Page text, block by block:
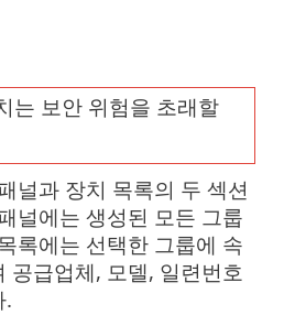
는 보안 위험을 초래할
널과 장치 목록의 두 섹션
널에는 생성된 모든 그룹
록에는 선택한 그룹에 속
공급업체, 모델, 일련번호
.